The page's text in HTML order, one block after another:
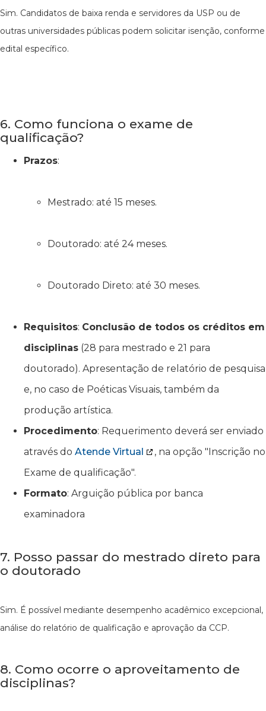
Sim. Candidatos de baixa renda e servidores da USP ou de
outras universidades públicas podem solicitar isenção, conforme
edital específico.
6. Como funciona o exame de
qualificação?
Prazos:
Mestrado: até 15 meses.
Doutorado: até 24 meses.
Doutorado Direto: até 30 meses.
Requisitos: Conclusão de todos os créditos em
disciplinas (28 para mestrado e 21 para
doutorado). Apresentação de relatório de pesquisa
e, no caso de Poéticas Visuais, também da
produção artística.
Procedimento: Requerimento deverá ser enviado
através do Atende Virtual
, na opção "Inscrição no
Exame de qualificação".
Formato: Arguição pública por banca
examinadora
7. Posso passar do mestrado direto para
o doutorado
Sim. É possível mediante desempenho acadêmico excepcional,
análise do relatório de qualificação e aprovação da CCP.
8. Como ocorre o aproveitamento de
disciplinas?